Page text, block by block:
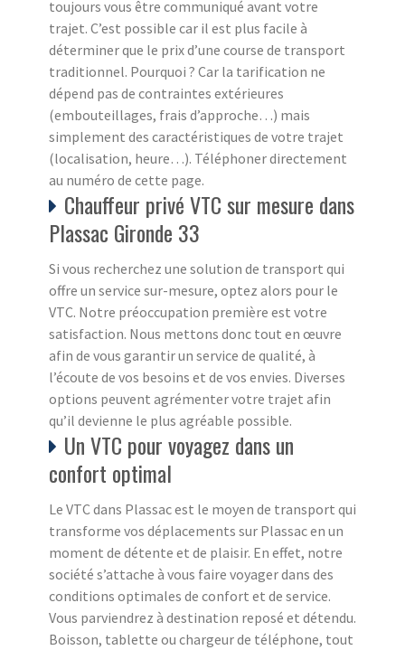
toujours vous être communiqué avant votre
trajet. C’est possible car il est plus facile à
déterminer que le prix d’une course de transport
traditionnel. Pourquoi ? Car la tarification ne
dépend pas de contraintes extérieures
(embouteillages, frais d’approche…) mais
simplement des caractéristiques de votre trajet
(localisation, heure…). Téléphoner directement
au numéro de cette page.
Chauffeur privé VTC sur mesure dans
Plassac Gironde 33
Si vous recherchez une solution de transport qui
offre un service sur-mesure, optez alors pour le
VTC. Notre préoccupation première est votre
satisfaction. Nous mettons donc tout en œuvre
afin de vous garantir un service de qualité, à
l’écoute de vos besoins et de vos envies. Diverses
options peuvent agrémenter votre trajet afin
qu’il devienne le plus agréable possible.
Un VTC pour voyagez dans un
confort optimal
Le VTC dans Plassac est le moyen de transport qui
transforme vos déplacements sur Plassac en un
moment de détente et de plaisir. En effet, notre
société s’attache à vous faire voyager dans des
conditions optimales de confort et de service.
Vous parviendrez à destination reposé et détendu.
Boisson, tablette ou chargeur de téléphone, tout